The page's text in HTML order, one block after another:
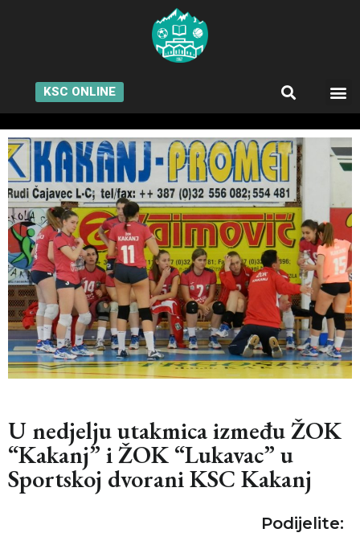
KSC ONLINE
U nedjelju utakmica između ŽOK
“Kakanj” i ŽOK “Lukavac” u
Sportskoj dvorani KSC Kakanj
Podijelite: